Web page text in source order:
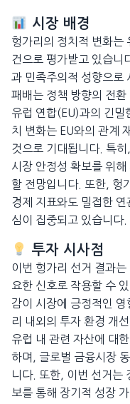
시장 배경
헝가리의 정치적 변화는
건으로 평가받고 있습니
과 민족주의적 성향으로
패배는 정책 방향의 전
유럽 연합(EU)과의 긴밀
치 변화는 EU와의 관계
것으로 기대됩니다. 특
시장 안정성 확보를 위
할 전망입니다. 또한, 헝
경제 지표와도 밀접한
심이 집중되고 있습니다.
투자 시사점
이번 헝가리 선거 결과
요한 신호로 작용할 수
감이 시장에 긍정적인
리 내외의 투자 환경 개
유럽 내 관련 자산에 대
하며, 글로벌 금융시장
니다. 또한, 이번 선거는
보를 통해 장기적 성장